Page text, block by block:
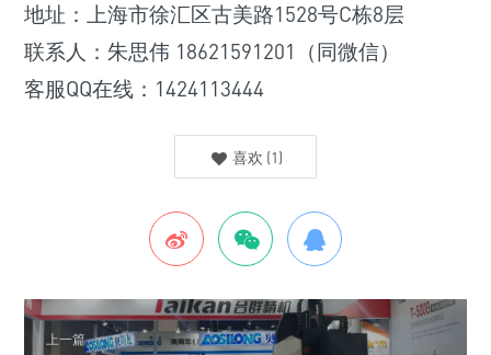
地址：上海市徐汇区古美路1528号C栋8层
联系人：朱思伟 18621591201（同微信）
客服QQ在线：1424113444
喜欢 (1)
上一篇